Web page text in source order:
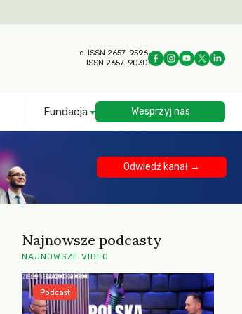
e-ISSN 2657-9596
ISSN 2657-9030
Fundacja Wesprzyj nas
Odwiedź kanał →
Najnowsze podcasty
NAJNOWSZE VIDEO
Podcast